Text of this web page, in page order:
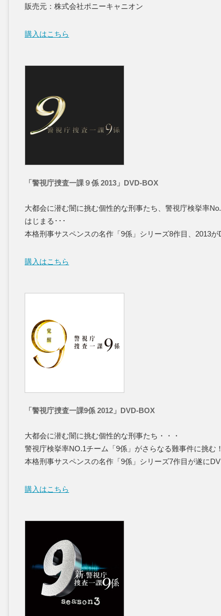
販売元：株式会社ポニーキャニオン
購入はこちら
「警視庁捜査一課９係 2013」DVD-BOX
大都会に潜む闇に挑む個性的な刑事たち、警視庁検挙率
はじまる･･･
本格刑事サスペンスの名作「9係」シリーズ8作目、2013が
購入はこちら
「警視庁捜査一課9係 2012」DVD-BOX
大都会に潜む闇に挑む個性的な刑事たち・・・
警視庁検挙率NO.1チーム「9係」がさらなる難事件に挑む
本格刑事サスペンスの名作「9係」シリーズ7作目が遂に
購入はこちら